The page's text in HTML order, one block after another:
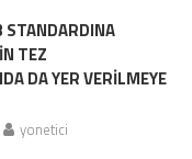
STANDARDINA
TEZ
DA YER VERİLMEYE
yonetici